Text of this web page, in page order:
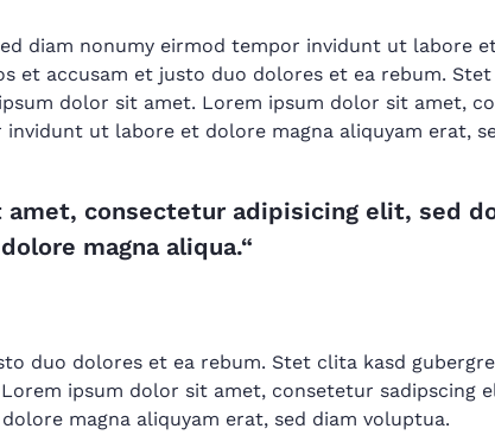
diam nonumy eirmod tempor invidunt ut labore
et accusam et justo duo dolores et ea rebum.
dolor sit amet. Lorem ipsum dolor sit amet,
ut labore et dolore magna aliquyam erat,
amet, consectetur adipisicing elit, sed
magna aliqua.“
duo dolores et ea rebum. Stet clita kasd
ipsum dolor sit amet, consetetur sadipscing
magna aliquyam erat, sed diam voluptua.